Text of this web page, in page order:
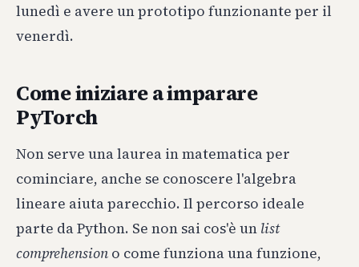
lunedì e avere un prototipo funzionante per il
venerdì.
Come iniziare a imparare
PyTorch
Non serve una laurea in matematica per
cominciare, anche se conoscere l'algebra
lineare aiuta parecchio. Il percorso ideale
parte da Python. Se non sai cos'è un list
comprehension o come funziona una funzione,